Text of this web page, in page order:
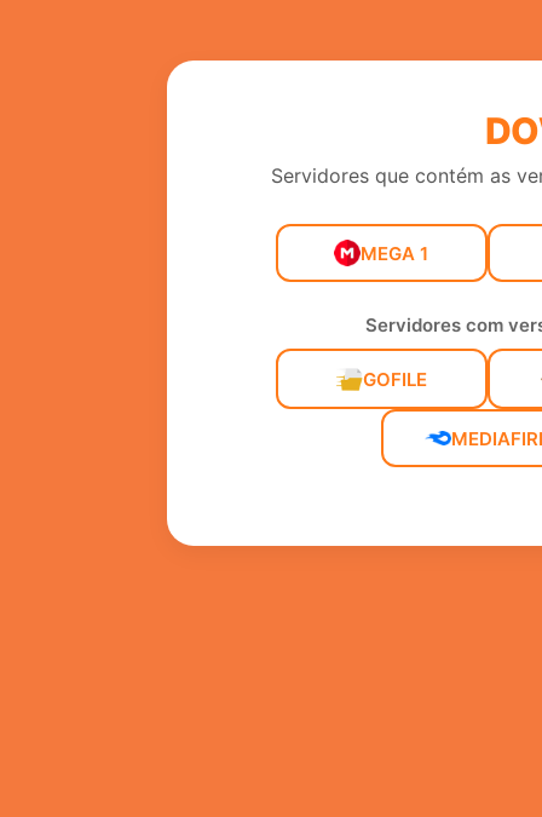
Servidores que contém as
MEGA 1
Servidores com
GOFILE